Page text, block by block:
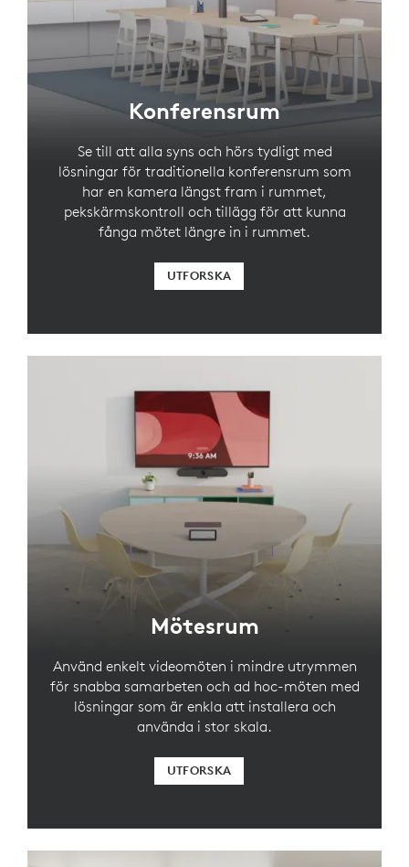
Konferensrum
Se till att alla syns och hörs tydligt med
lösningar för traditionella konferensrum som
har en kamera längst fram i rummet,
pekskärmskontroll och tillägg för att kunna
fånga mötet längre in i rummet.
UTFORSKA
Mötesrum
Använd enkelt videomöten i mindre utrymmen
för snabba samarbeten och ad hoc-möten med
lösningar som är enkla att installera och
använda i stor skala.
UTFORSKA